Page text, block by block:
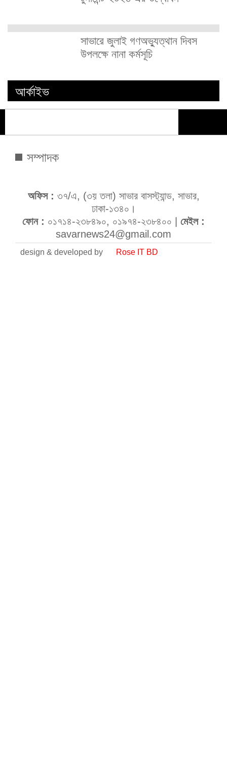
সাভারে জুলাই গণঅভ্যুত্থান দিবস
উপলক্ষে নানা কর্মসূচি
আর্কাইভ
সম্পাদক
অফিস : ৩৭/এ, (৩য় তলা) সাভার বাসস্ট্যান্ড, সাভার,
ঢাকা-১৩৪০।
ফোন : ০১৭১৪-২৩৮৪৯০, ০১৯৭৪-২৩৮৪০০ | মেইল :
savarnews24@gmail.com
design & developed by Rose IT BD